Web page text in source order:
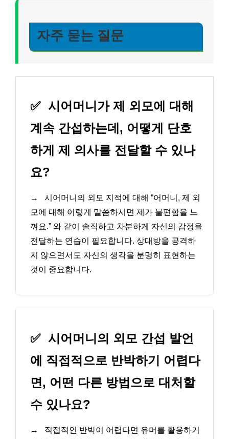
자주 묻는 질문
✅ 시어머니가 제 외모에 대해
계속 간섭하는데, 어떻게 단호
하게 제 의사를 전달할 수 있나
요?
→
시어머니의 외모 지적에 대해 “어머니, 제 외
모에 대해 이렇게 말씀하시면 제가 불편함을 느
껴요.” 와 같이 솔직하고 차분하게 자신의 감정을
전달하는 연습이 필요합니다. 상대방을 공격하
지 않으면서도 자신의 생각을 분명히 표현하는
것이 중요합니다.
✅ 시어머니의 외모 간섭 발언
에 직접적으로 반박하기 어렵다
면, 어떤 다른 방법으로 대처할
수 있나요?
→
직접적인 반박이 어렵다면 유머를 활용하거